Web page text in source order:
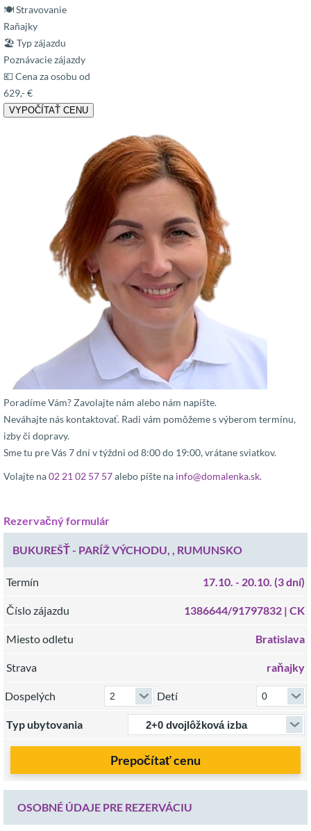
🍽 Stravovanie
Raňajky
🏖 Typ zájazdu
Poznávacie zájazdy
💶 Cena za osobu od
629,- €
VYPOČÍTAŤ CENU
Poradíme Vám? Zavolajte nám alebo nám napíšte.
Neváhajte nás kontaktovať. Radi vám pomôžeme s výberom termínu,
izby či dopravy.
Sme tu pre Vás 7 dní v týždni od 8:00 do 19:00, vrátane sviatkov.
Volajte na02 21 02 57 57alebo píšte na info@domalenka.sk.
Rezervačný formulár
BUKUREŠŤ - PARÍŽ VÝCHODU, , RUMUNSKO
Termín 17.10. - 20.10. (3 dní)
Číslo zájazdu 1386644/91797832 | CK
Miesto odletu Bratislava
Strava raňajky
Dospelých Detí
Typ ubytovania
Prepočítať cenu
OSOBNÉ ÚDAJE PRE REZERVÁCIU